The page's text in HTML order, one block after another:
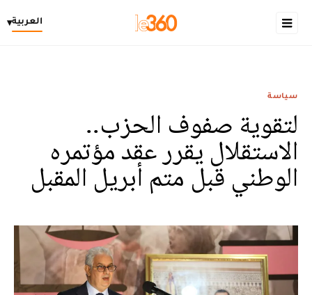
العربية▾
سياسة
لتقوية صفوف الحزب..
الاستقلال يقرر عقد مؤتمره
الوطني قبل متم أبريل المقبل